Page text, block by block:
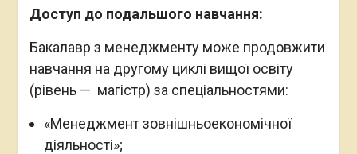
Доступ до подальшого навчання:
Бакалавр з менеджменту може продовжити
навчання на другому циклі вищої освіту
(рівень — магістр) за спеціальностями:
«Менеджмент зовнішньоекономічної
діяльності»;